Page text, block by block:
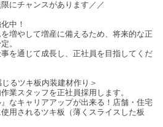
チャンスがあります／／
中！
増やして増産に備えるため、将来的な正
。
を通じて成長し、正社員を目指してくだ
るツキ板内装建材作り＞
業スタッフを正社員採用します。
なキャリアアップが出来る！店舗・住宅
用されるツキ板（薄くスライスした板